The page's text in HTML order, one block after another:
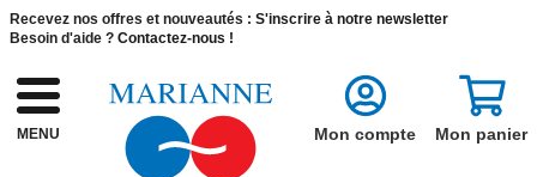
Recevez nos offres et nouveautés : S'inscrire à notre newsletter
Besoin d'aide ? Contactez-nous !
MENU Mon compte Mon panier